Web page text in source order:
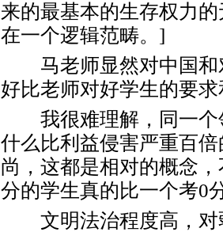
来的最基本的生存权力
在一个逻辑范畴。]
马老师显然对中国
好比老师对好学生的要
我很难理解，同一
什么比利益侵害严重百
尚，这都是相对的概念
分的学生真的比一个考0
文明法治程度高，